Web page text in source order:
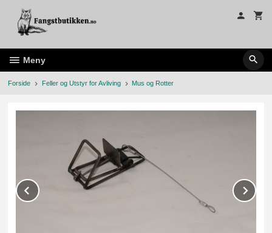
innholdet
Meny
Forside Feller og Utstyr for Avliving Mus og Rotter
Prev